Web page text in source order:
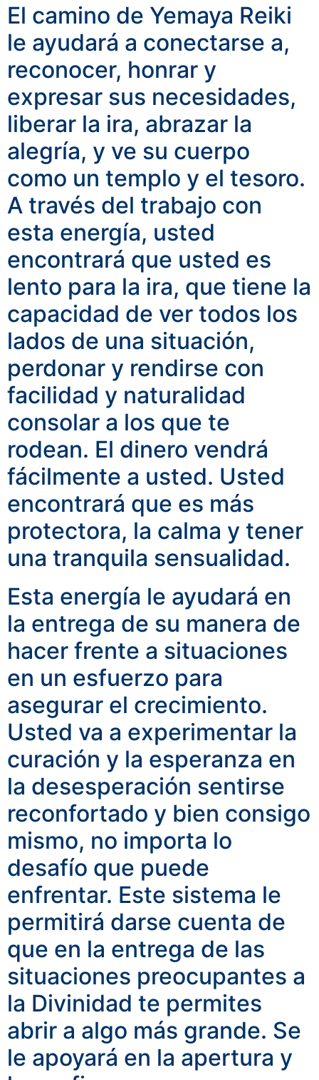
El camino de Yemaya Reiki
le ayudará a conectarse a,
reconocer, honrar y
expresar sus necesidades,
liberar la ira, abrazar la
alegría, y ve su cuerpo
como un templo y el tesoro.
A través del trabajo con
esta energía, usted
encontrará que usted es
lento para la ira, que tiene la
capacidad de ver todos los
lados de una situación,
perdonar y rendirse con
facilidad y naturalidad
consolar a los que te
rodean. El dinero vendrá
fácilmente a usted. Usted
encontrará que es más
protectora, la calma y tener
una tranquila sensualidad.
Esta energía le ayudará en
la entrega de su manera de
hacer frente a situaciones
en un esfuerzo para
asegurar el crecimiento.
Usted va a experimentar la
curación y la esperanza en
la desesperación sentirse
reconfortado y bien consigo
mismo, no importa lo
desafío que puede
enfrentar. Este sistema le
permitirá darse cuenta de
que en la entrega de las
situaciones preocupantes a
la Divinidad te permites
abrir a algo más grande. Se
le apoyará en la apertura y